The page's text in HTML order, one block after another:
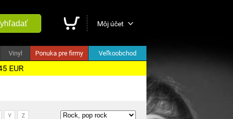
Môj účet
Vinyl Ponuka pre firmy Veľkoobchod
EUR
Y Z